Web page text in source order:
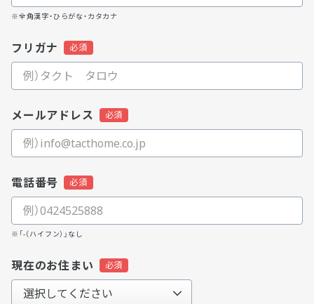
※全角漢字・ひらがな・カタカナ
フリガナ
メールアドレス
電話番号
※「-（ハイフン）」なし
現在のお住まい